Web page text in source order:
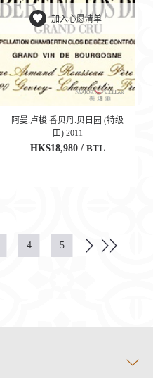
加入心愿清单
阿曼.卢梭 香贝丹.贝日园 (特级
田) 2011
HK$18,980 / BTL
4 5